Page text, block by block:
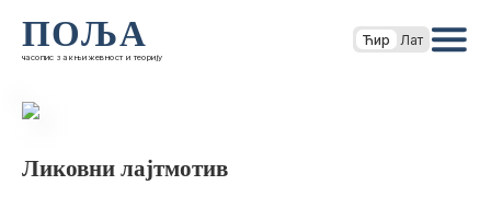
ПОЉА
часопис за књижевност и теорију
Ћир Лат
Ликовни лајтмотив